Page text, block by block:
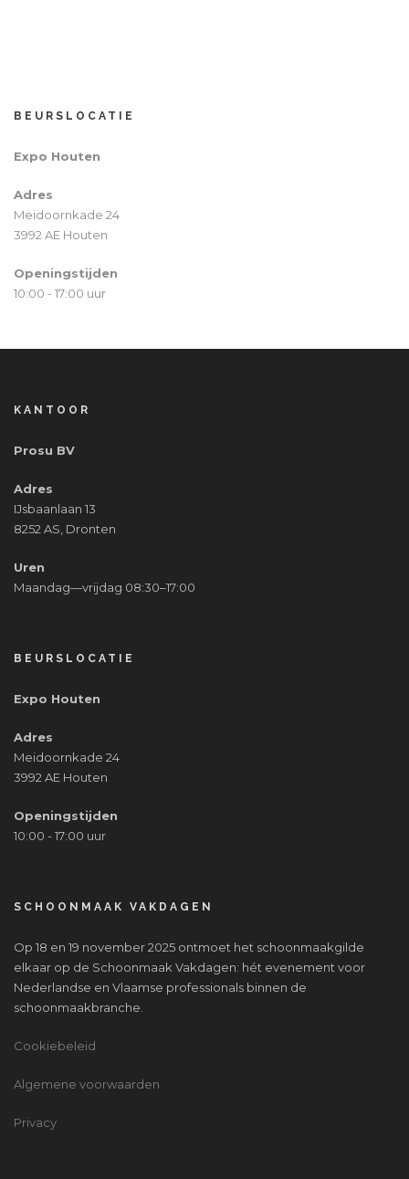
BEURSLOCATIE
Expo Houten
Adres
Meidoornkade 24
3992 AE Houten
Openingstijden
10:00 - 17:00 uur
KANTOOR
Prosu BV
Adres
IJsbaanlaan 13
8252 AS, Dronten
Uren
Maandag—vrijdag 08:30–17:00
BEURSLOCATIE
Expo Houten
Adres
Meidoornkade 24
3992 AE Houten
Openingstijden
10:00 - 17:00 uur
SCHOONMAAK VAKDAGEN
Op 18 en 19 november 2025 ontmoet het schoonmaakgilde
elkaar op de Schoonmaak Vakdagen: hét evenement voor
Nederlandse en Vlaamse professionals binnen de
schoonmaakbranche.
Cookiebeleid
Algemene voorwaarden
Privacy